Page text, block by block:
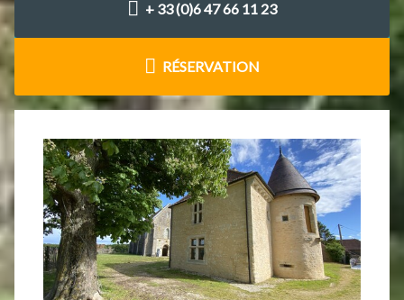
+ 33 (0)6 47 66 11 23
RÉSERVATION